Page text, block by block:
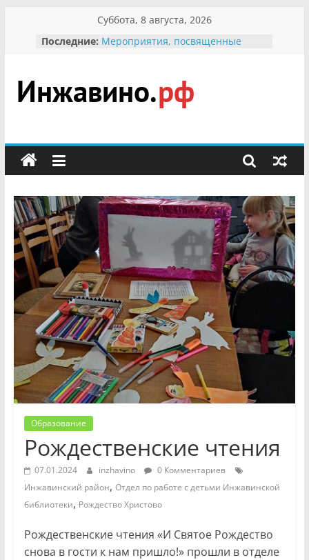
содержимому
Суббота, 8 августа, 2026
Последние: Мероприятия, посвященные
гражданин Инжавинского округа»
участнице Великой
Отечественной, фронтовичке
Безопасность в сети Интернет
мероприятии «Сохраним
первоцветы!»
В вольере Воронинского
заповедника родились крапчатые
суслики
Инжавино.рф
сельский
портал
Образование
Рождественские чтения
07.01.2024 inzhavino
0 Комментариев
Инжавинский район, Отдел по работе с детьми Инжавинской
библиотеки, Рождество Христово
Рождественские чтения «И Святое Рождество
снова в гости к нам пришло!» прошли в отделе